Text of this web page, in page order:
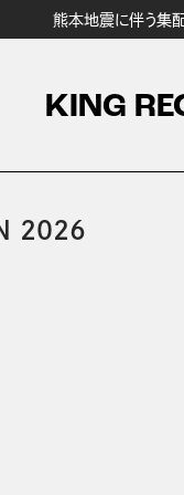
熊本地震に伴う集
KING
2026